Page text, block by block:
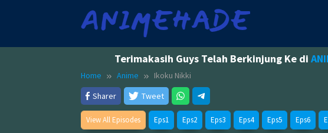
Terimakasih Guys Telah Berkinjung Ke di
Home Anime
Ikoku Nikki
Sharer
Tweet
View All Episodes Eps1 Eps2 Eps3 Eps4 Eps5 Eps6